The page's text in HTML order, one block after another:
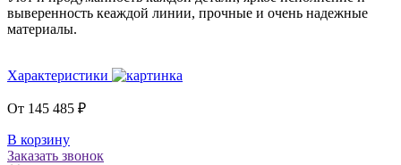
выверенность кеаждой линии, прочные и очень надежные
материалы.
Характеристики
От 145 485 ₽
В корзину
Заказать звонок